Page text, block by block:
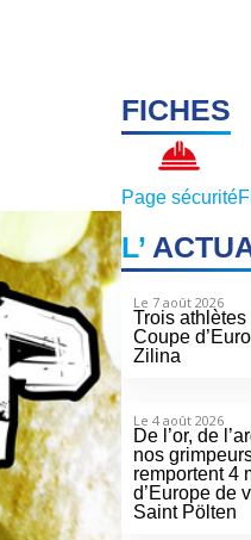
FICHES
Page sécurité
L’
Le 7 août 2026
Trois
Coupe
Zilina
Le 4 août 2026
De l’or, de
nos
remportent 4
d’Europe de
Saint Pölten